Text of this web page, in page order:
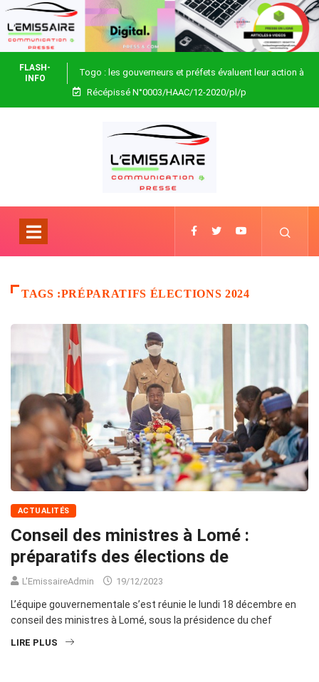
FLASH-
INFO
Togo : les gouverneurs et préfets évaluent leur action à
Blitta
Récépissé N°0003/HAAC/12-2020/pl/p
TAGS :PRÉPARATIFS ÉLECTIONS 2024
ACTUALITÉS
Conseil des ministres à Lomé :
préparatifs des élections de
L'EmissaireAdmin 19/12/2023
L’équipe gouvernementale s’est réunie le lundi 18 décembre en
conseil des ministres à Lomé, sous la présidence du chef
LIRE PLUS